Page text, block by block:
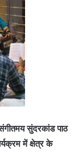
सुंदरकांड पाठ
में क्षेत्र के